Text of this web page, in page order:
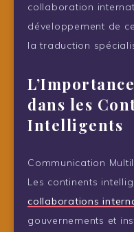
collaboration
développement de
la traduction
dans les
Intelligents
Communication
Les continents
collaborations
gouvernements et